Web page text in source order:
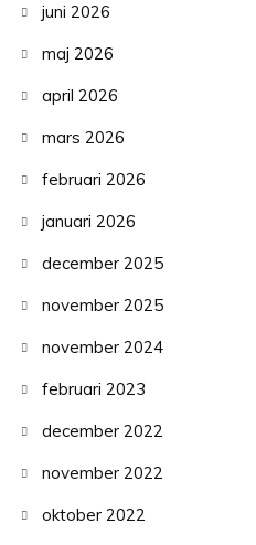
juni 2026
maj 2026
april 2026
mars 2026
februari 2026
januari 2026
december 2025
november 2025
november 2024
februari 2023
december 2022
november 2022
oktober 2022